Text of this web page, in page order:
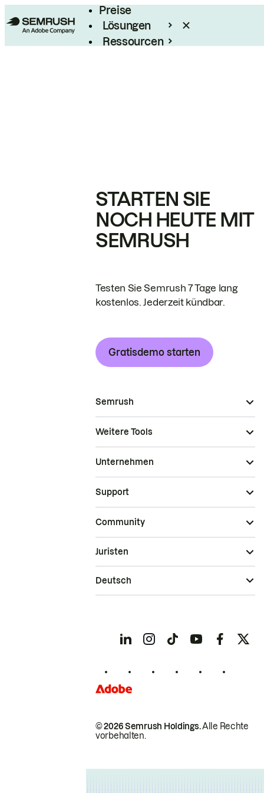
Preise
Lösungen
Ressourcen
STARTEN SIE
NOCH HEUTE MIT
SEMRUSH
Testen Sie Semrush 7 Tage lang
kostenlos. Jederzeit kündbar.
Gratisdemo starten
Semrush
Weitere Tools
Unternehmen
Support
Community
© 2026 Semrush Holdings.Alle Rechte
vorbehalten.
Juristen
Deutsch